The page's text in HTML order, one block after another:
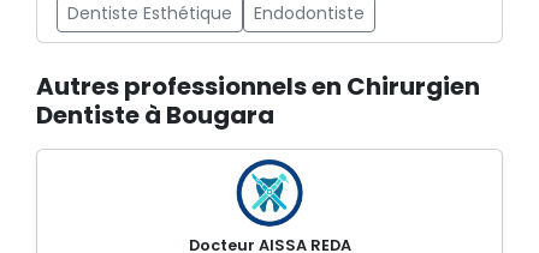
Dentiste Esthétique
Endodontiste
Autres professionnels en Chirurgien
Dentiste à Bougara
Docteur AISSA REDA